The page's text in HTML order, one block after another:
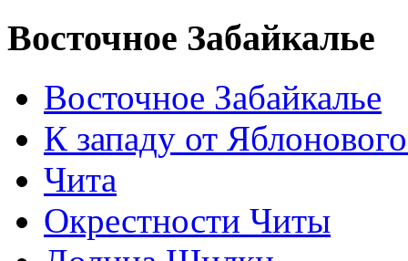
Восточное Забайкалье
Восточное Забайкалье
К западу от
Чита
Окрестности Читы